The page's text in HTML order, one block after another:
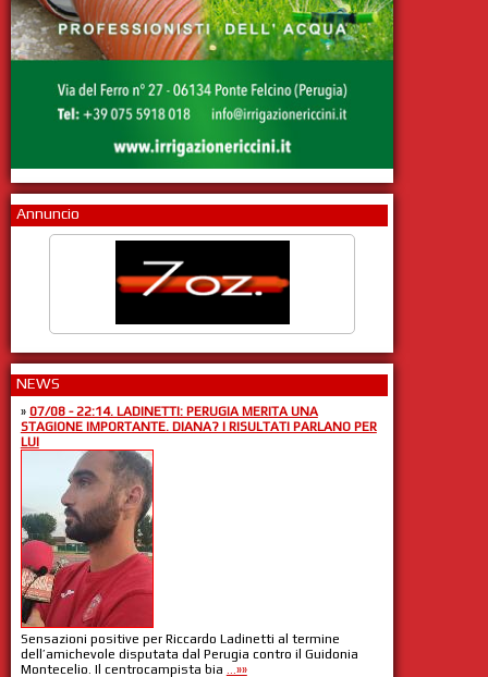
Annuncio
NEWS
» 07/08 - 22:14. LADINETTI: PERUGIA MERITA UNA
STAGIONE IMPORTANTE. DIANA? I RISULTATI PARLANO PER
LUI
Sensazioni positive per Riccardo Ladinetti al termine
dell’amichevole disputata dal Perugia contro il Guidonia
Montecelio. Il centrocampista bia ...»»